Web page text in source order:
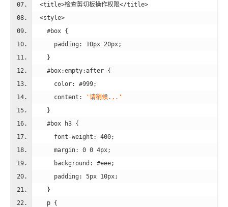
<title>检查剪切板操作权限</title>
<style>
#box {
padding : 10px 20px;
    }
#box:empty:after {
color: #999;
content :
'请稍候...'
    }
#box
h3 {
font-weight : 400;
margin: 0 0 4px;
background : #eee;
padding : 5px 10px;
    }
p {